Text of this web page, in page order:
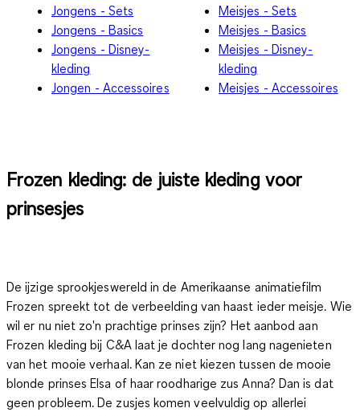
Jongens - Sets
Jongens - Basics
Jongens - Disney-
kleding
Jongen - Accessoires
Meisjes - Sets
Meisjes - Basics
Meisjes - Disney-
kleding
Meisjes - Accessoires
Frozen kleding: de juiste kleding voor
prinsesjes
De ijzige sprookjeswereld in de Amerikaanse animatiefilm
Frozen spreekt tot de verbeelding van haast ieder meisje. Wie
wil er nu niet zo'n prachtige prinses zijn? Het aanbod aan
Frozen kleding bij C&A laat je dochter nog lang nagenieten
van het mooie verhaal. Kan ze niet kiezen tussen de mooie
blonde prinses Elsa of haar roodharige zus Anna? Dan is dat
geen probleem. De zusjes komen veelvuldig op allerlei